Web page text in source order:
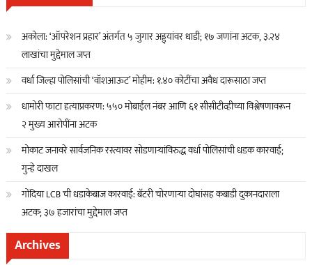
अकोला: ‘ऑपरेशन प्रहार’ अंतर्गत ५ जुगार अड्ड्यांवर धाडी; १७ जणांना अटक, ३.२४
लाखांचा मुद्देमाल जप्त
वर्धा जिल्हा पोलिसांची ‘वॉशआऊट’ मोहीम: १.४० कोटींचा अवैध दारूसाठा जप्त
धामोरी फाटा हत्याप्रकरण: ५५० मोबाईल नंबर आणि ६१ सीसीटीव्हीच्या विश्लेषणावरून
२ मुख्य आरोपींना अटक
मोकाट जनावरे सार्वजनिक रस्त्यावर सोडणाऱ्यांविरुद्ध वर्धा पोलिसांची धडक कारवाई;
गुन्हे दाखल
गोंदिया LCB ची धडाकेबाज कारवाई: बॅटरी चोरणाऱ्या दोघांसह कबाडी दुकानदाराला
अटक; ३७ हजारांचा मुद्देमाल जप्त
Archives